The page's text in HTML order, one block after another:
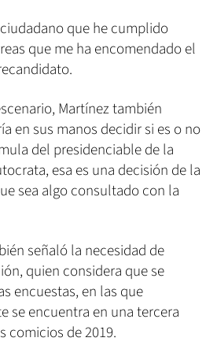
que he cumplido
que me ha encomendado el
Martínez también
en sus manos decidir si es o no
del presidenciable de la
esa es una decisión de la
sea algo consultado con la
señaló la necesidad de
quien considera que se
encuestas, en las que
se encuentra en una tercera
comicios de 2019.